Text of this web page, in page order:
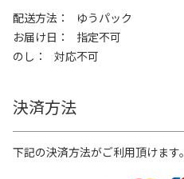
配送方法
ゆうパック
お届け日
指定不可
のし
対応不可
決済方法
下記の決済方法がご利用頂けます。